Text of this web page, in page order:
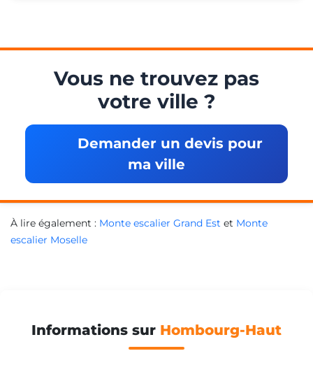
Vous ne trouvez pas
votre ville ?
Demander un devis pour
ma ville
À lire également : Monte escalier Grand Est et Monte
escalier Moselle
Informations sur Hombourg-Haut